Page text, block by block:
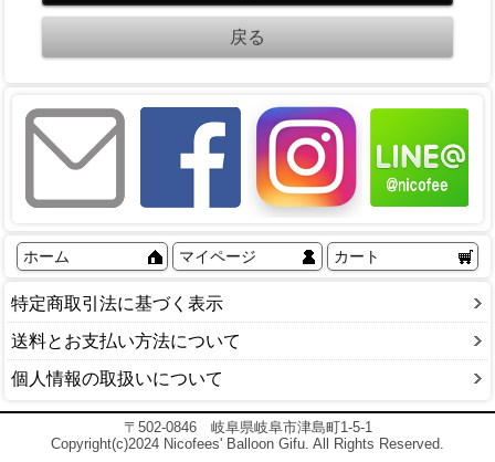
ホーム マイページ カート
特定商取引法に基づく表示
送料とお支払い方法について
個人情報の取扱いについて
〒502-0846 岐阜県岐阜市津島町1-5-1
Copyright(c)2024 Nicofees' Balloon Gifu. All Rights Reserved.